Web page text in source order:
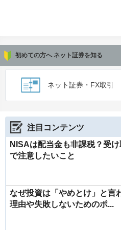
初めての方へ ネット証券を知る
ネット証券・FX取引
注目コンテンツ
NISAは配当金も非課税？受
で注意したいこと
なぜ投資は「やめとけ」と言
理由や失敗しないためのポ...